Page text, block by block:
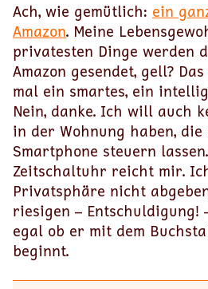
Ach, wie gemütlich: ein
Amazon. Meine
privatesten Dinge werden
Amazon gesendet, gell?
mal ein smartes, ein
Nein, danke. Ich will auch
in der Wohnung haben,
Smartphone steuern
Zeitschaltuhr reicht mir.
Privatsphäre nicht
riesigen – Entschuldigung!
egal ob er mit dem
beginnt.